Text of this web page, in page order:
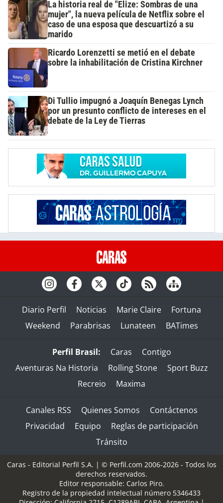
La historia real de "Elize: Sombras de una
mujer", la nueva película de Netflix sobre el
caso de una esposa que descuartizó a su
marido
Ricardo Lorenzetti se metió en el debate
sobre la inhabilitación de Cristina Kirchner
Di Tullio impugnó a Joaquín Benegas Lynch
por un presunto conflicto de intereses en el
debate de la Ley de Tierras
Diario Perfil Noticias Marie Claire
Fortuna
Weekend
Parabrisas Lunateen BATimes
Perfil Brasil: Caras
Contigo
Aventuras Na Historia
Rolling Stone
Sport Buzz
Recreio
Maxima
Canales RSS Quienes Somos
Contáctenos
Privacidad
Equipo
Reglas de participación
Tránsito
Caras - Editorial Perfil S.A. | © Perfil.com 2006-2026 - Todos los
derechos reservados.
Editor responsable: Carlos Piro.
Registro de la propiedad intelectual número 5346433